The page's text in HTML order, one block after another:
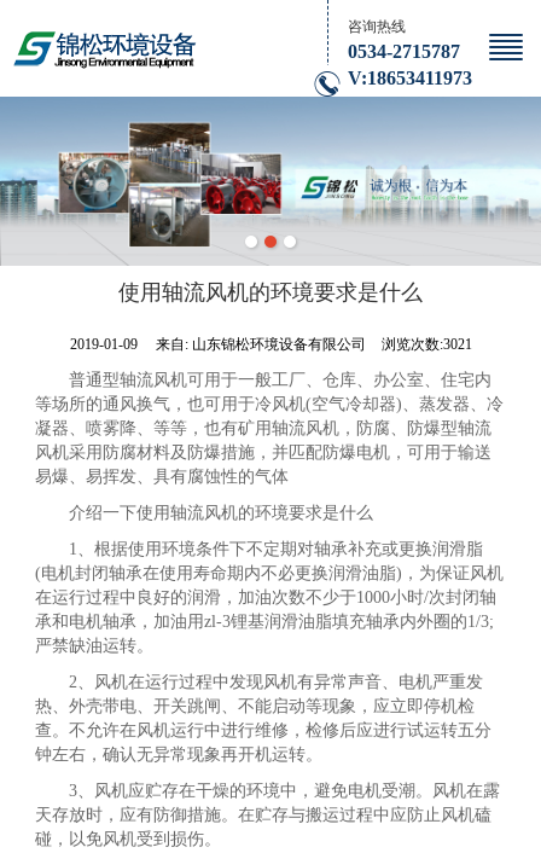
咨询热线
0534-2715787
V:18653411973
使用轴流风机的环境要求是什么
2019-01-09 来自: 山东锦松环境设备有限公司 浏览次数:3021
普通型轴流风机可用于一般工厂、仓库、办公室、住宅内
等场所的通风换气，也可用于冷风机(空气冷却器)、蒸发器、冷
凝器、喷雾降、等等，也有矿用轴流风机，防腐、防爆型轴流
风机采用防腐材料及防爆措施，并匹配防爆电机，可用于输送
易爆、易挥发、具有腐蚀性的气体
介绍一下使用轴流风机的环境要求是什么
1、根据使用环境条件下不定期对轴承补充或更换润滑脂
(电机封闭轴承在使用寿命期内不必更换润滑油脂)，为保证风机
在运行过程中良好的润滑，加油次数不少于1000小时/次封闭轴
承和电机轴承，加油用zl-3锂基润滑油脂填充轴承内外圈的1/3;
严禁缺油运转。
2、风机在运行过程中发现风机有异常声音、电机严重发
热、外壳带电、开关跳闸、不能启动等现象，应立即停机检
查。不允许在风机运行中进行维修，检修后应进行试运转五分
钟左右，确认无异常现象再开机运转。
3、风机应贮存在干燥的环境中，避免电机受潮。风机在露
天存放时，应有防御措施。在贮存与搬运过程中应防止风机磕
碰，以免风机受到损伤。